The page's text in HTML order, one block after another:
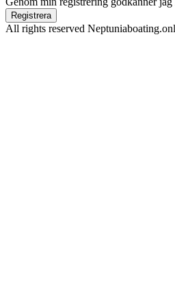
Registrera
All rights reserved